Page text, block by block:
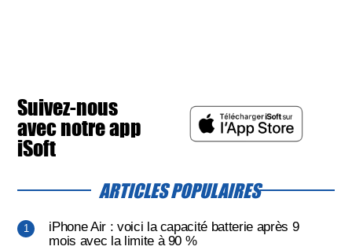
Suivez-nous
avec notre app
iSoft
ARTICLES POPULAIRES
iPhone Air : voici la capacité batterie après 9
mois avec la limite à 90 %